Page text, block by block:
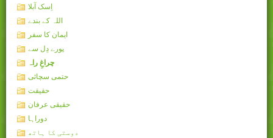
اِسک آبلا
اللہ کے بندے
ایمان کا سفر
پورے دِل سے
چراغِ راہ
حتمی سچائی
حقیقت
حقیقی عرفان
دوراہا
دوستی کا ہاتھ